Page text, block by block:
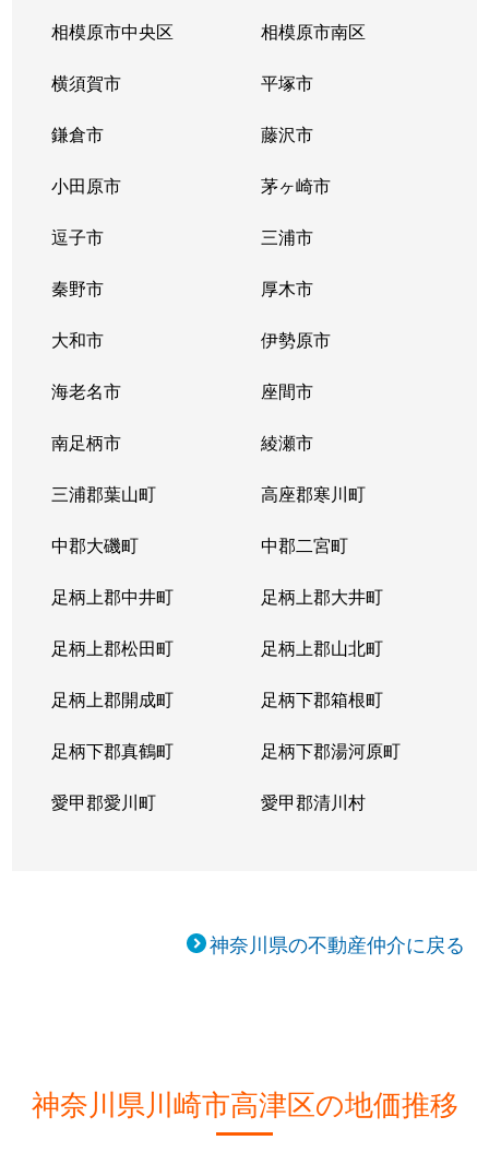
相模原市中央区 相模原市南区
横須賀市 平塚市
鎌倉市 藤沢市
小田原市 茅ヶ崎市
逗子市 三浦市
秦野市 厚木市
大和市 伊勢原市
海老名市 座間市
南足柄市 綾瀬市
三浦郡葉山町 高座郡寒川町
中郡大磯町 中郡二宮町
足柄上郡中井町 足柄上郡大井町
足柄上郡松田町 足柄上郡山北町
足柄上郡開成町 足柄下郡箱根町
足柄下郡真鶴町 足柄下郡湯河原町
愛甲郡愛川町 愛甲郡清川村
神奈川県の不動産仲介に戻る
神奈川県川崎市高津区の地価推移